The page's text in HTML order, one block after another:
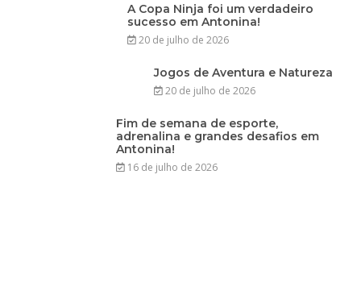
A Copa Ninja foi um verdadeiro
sucesso em Antonina!
20 de julho de 2026
Jogos de Aventura e Natureza
20 de julho de 2026
Fim de semana de esporte,
adrenalina e grandes desafios em
Antonina!
16 de julho de 2026